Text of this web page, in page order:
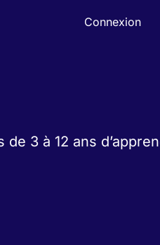
Connexion